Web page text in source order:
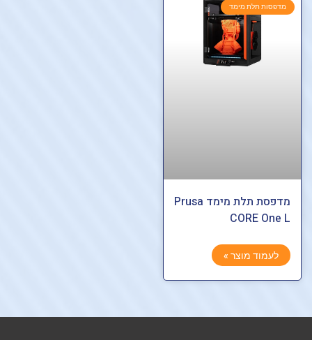
מדפסות תלת מימד
מדפסת תלת מימד Prusa
CORE One L
לעמוד מוצר »